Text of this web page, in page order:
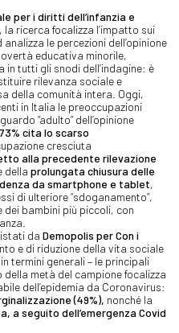
per i diritti dell’infanzia e
, la ricerca focalizza l’impatto sui
le percezioni dell’opinione
educativa minorile,
in tutti gli snodi dell’indagine: è
rilevanza sociale e
della comunità intera. Oggi,
in Italia le preoccupazioni
“adulto” dell’opinione
cita lo scarso
cresciuta
alla precedente rilevazione
della prolungata chiusura delle
da smartphone e tablet,
di ulteriore “sdoganamento”,
bambini più piccoli, con
da Demopolis per Con i
e di riduzione della vita sociale
termini generali – le principali
metà del campione focalizza
dell’epidemia da Coronavirus:
(49%), nonché la
a seguito dell’emergenza Covid